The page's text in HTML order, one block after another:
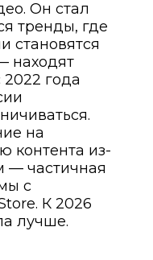
Он стал
тренды, где
становятся
находят
года
на
контента из-
— частичная
с
К 2026
лучше.